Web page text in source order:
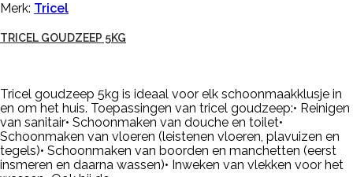
Merk: Tricel
TRICEL GOUDZEEP 5KG
Tricel goudzeep 5kg is ideaal voor elk schoonmaakklusje in
en om het huis. Toepassingen van tricel goudzeep:• Reinigen
van sanitair• Schoonmaken van douche en toilet•
Schoonmaken van vloeren (leistenen vloeren, plavuizen en
tegels)• Schoonmaken van boorden en manchetten (eerst
insmeren en daarna wassen)• Inweken van vlekken voor het